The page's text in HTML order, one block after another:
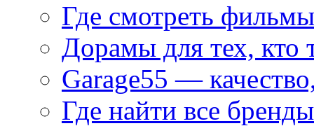
Где смотреть
Дорамы для тех, кто
Garage55 —
Где найти все